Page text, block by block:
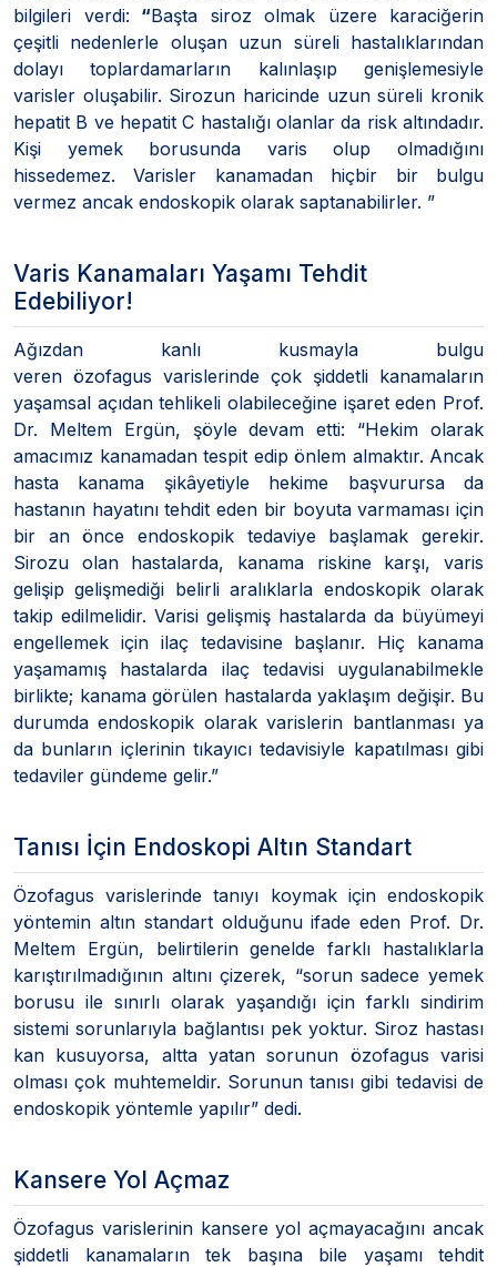
bilgileri verdi: “Başta siroz olmak üzere karaciğerin
çeşitli nedenlerle oluşan uzun süreli hastalıklarından
dolayı toplardamarların kalınlaşıp genişlemesiyle
varisler oluşabilir. Sirozun haricinde uzun süreli kronik
hepatit B ve hepatit C hastalığı olanlar da risk altındadır.
Kişi yemek borusunda varis olup olmadığını
hissedemez. Varisler kanamadan hiçbir bir bulgu
vermez ancak endoskopik olarak saptanabilirler. ”
Varis Kanamaları Yaşamı Tehdit
Edebiliyor!
Ağızdan kanlı kusmayla bulgu
veren özofagus varislerinde çok şiddetli kanamaların
yaşamsal açıdan tehlikeli olabileceğine işaret eden Prof.
Dr. Meltem Ergün, şöyle devam etti: “Hekim olarak
amacımız kanamadan tespit edip önlem almaktır. Ancak
hasta kanama şikâyetiyle hekime başvurursa da
hastanın hayatını tehdit eden bir boyuta varmaması için
bir an önce endoskopik tedaviye başlamak gerekir.
Sirozu olan hastalarda, kanama riskine karşı, varis
gelişip gelişmediği belirli aralıklarla endoskopik olarak
takip edilmelidir. Varisi gelişmiş hastalarda da büyümeyi
engellemek için ilaç tedavisine başlanır. Hiç kanama
yaşamamış hastalarda ilaç tedavisi uygulanabilmekle
birlikte; kanama görülen hastalarda yaklaşım değişir. Bu
durumda endoskopik olarak varislerin bantlanması ya
da bunların içlerinin tıkayıcı tedavisiyle kapatılması gibi
tedaviler gündeme gelir.”
Tanısı İçin Endoskopi Altın Standart
Özofagus varislerinde tanıyı koymak için endoskopik
yöntemin altın standart olduğunu ifade eden Prof. Dr.
Meltem Ergün, belirtilerin genelde farklı hastalıklarla
karıştırılmadığının altını çizerek, “sorun sadece yemek
borusu ile sınırlı olarak yaşandığı için farklı sindirim
sistemi sorunlarıyla bağlantısı pek yoktur. Siroz hastası
kan kusuyorsa, altta yatan sorunun özofagus varisi
olması çok muhtemeldir. Sorunun tanısı gibi tedavisi de
endoskopik yöntemle yapılır” dedi.
Kansere Yol Açmaz
Özofagus varislerinin kansere yol açmayacağını ancak
şiddetli kanamaların tek başına bile yaşamı tehdit